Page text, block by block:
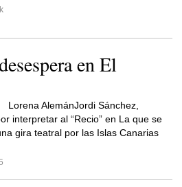
en El
Lorena AlemánJordi Sánchez,
interpretar al “Recio” en La que se
gira teatral por las Islas Canarias